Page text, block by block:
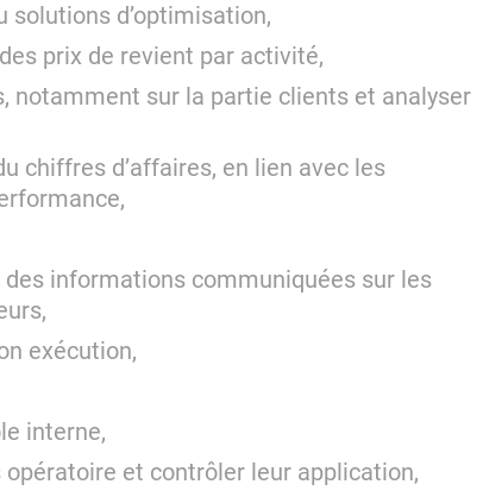
solutions d’optimisation,
prix de revient par activité,
notamment sur la partie clients et analyser
chiffres d’affaires, en lien avec les
informations communiquées sur les
exécution,
interne,
et contrôler leur application,